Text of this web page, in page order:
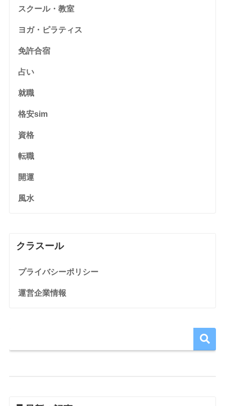
スクール・教室
ヨガ・ピラティス
免許合宿
占い
就職
格安sim
資格
転職
開運
風水
クラスール
プライバシーポリシー
運営企業情報